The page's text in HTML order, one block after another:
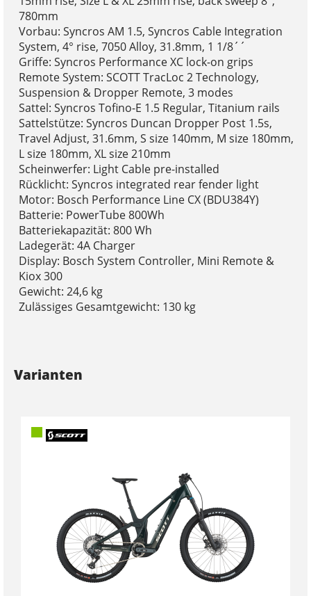
780mm
Vorbau: Syncros AM 1.5, Syncros Cable Integration
System, 4° rise, 7050 Alloy, 31.8mm, 1 1/8´´
Griffe: Syncros Performance XC lock-on grips
Remote System: SCOTT TracLoc 2 Technology,
Suspension & Dropper Remote, 3 modes
Sattel: Syncros Tofino-E 1.5 Regular, Titanium rails
Sattelstütze: Syncros Duncan Dropper Post 1.5s,
Travel Adjust, 31.6mm, S size 140mm, M size 180mm,
L size 180mm, XL size 210mm
Scheinwerfer: Light Cable pre-installed
Rücklicht: Syncros integrated rear fender light
Motor: Bosch Performance Line CX (BDU384Y)
Batterie: PowerTube 800Wh
Batteriekapazität: 800 Wh
Ladegerät: 4A Charger
Display: Bosch System Controller, Mini Remote &
Kiox 300
Gewicht: 24,6 kg
Zulässiges Gesamtgewicht: 130 kg
Varianten